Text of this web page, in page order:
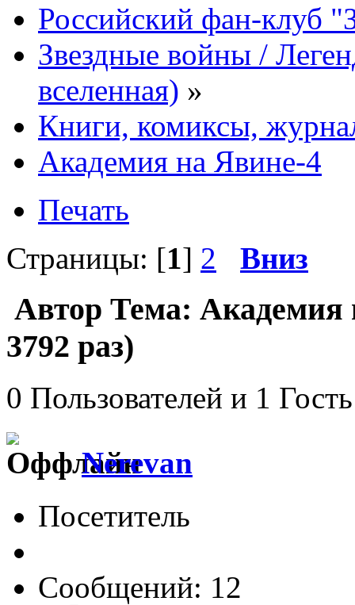
Российский фан-клуб
Звездные войны /
вселенная) »
Книги, комиксы,
Академия на Явине-4
Печать
Страницы: [1] 2 Вниз
Автор Тема:
3792 раз)
0 Пользователей и 1
Nerevan
Посетитель
Сообщений: 12